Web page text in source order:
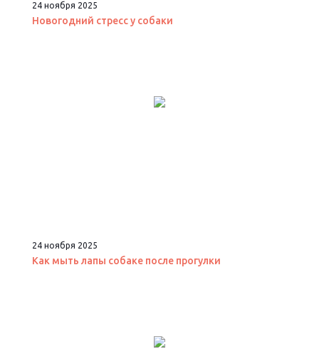
24 ноября 2025
Новогодний стресс у собаки
24 ноября 2025
Как мыть лапы собаке после прогулки